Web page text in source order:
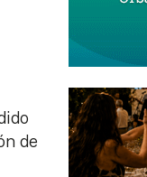
de